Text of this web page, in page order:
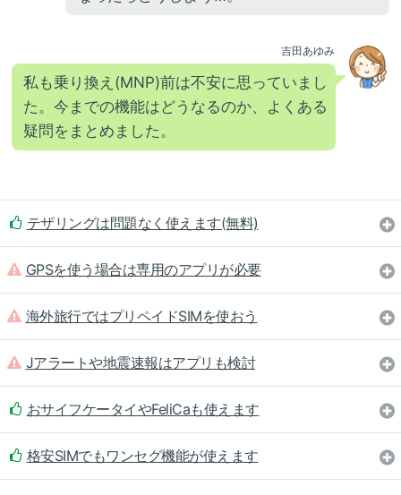
吉田あゆみ
私も乗り換え(MNP)前は不安に思っていまし
た。今までの機能はどうなるのか、よくある
疑問をまとめました。
テザリングは問題なく使えます(無料)
GPSを使う場合は専用のアプリが必要
海外旅行ではプリペイドSIMを使おう
Jアラートや地震速報はアプリも検討
おサイフケータイやFeliCaも使えます
格安SIMでもワンセグ機能が使えます